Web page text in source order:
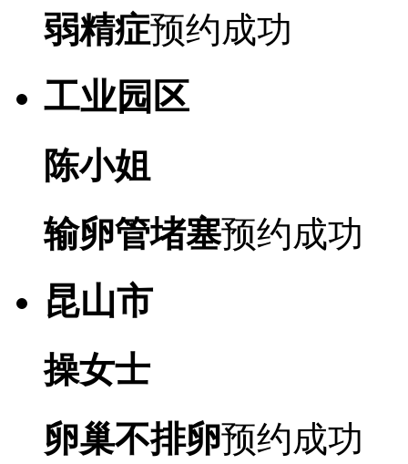
弱精症预约成功
工业园区
陈小姐
输卵管堵塞预约成功
昆山市
操女士
卵巢不排卵预约成功